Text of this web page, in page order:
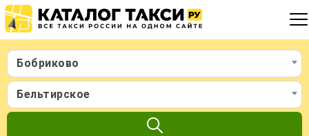
Бобриково
Бельтирское